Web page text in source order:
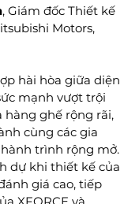
, Giám đốc Thiết kế
Motors,
hài hòa giữa diện
mạnh vượt trội
hàng ghế rộng rãi,
cùng các gia
trình rộng mở.
dự khi thiết kế của
giá cao, tiếp